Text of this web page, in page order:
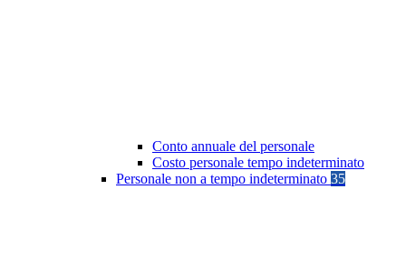
Conto annuale del personale
Costo personale tempo indeterminato
Personale non a tempo indeterminato 35